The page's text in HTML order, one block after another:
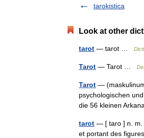
tarokistica
Look at other
tarot — tarot …
Tarot — Tarot …
Tarot —
psychologischen
die 56 kleinen
tarot — [ taro ] n. m.
et portant des